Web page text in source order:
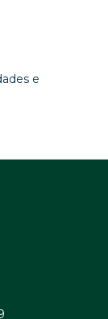
e